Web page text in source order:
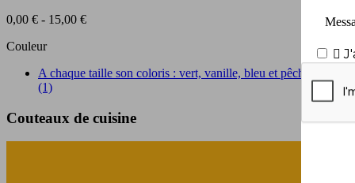

0,00 € - 15,00 €
Couleur
A chaque taille son coloris : vert, vanille, bleu et pêche
(1)
Couteaux de cuisine